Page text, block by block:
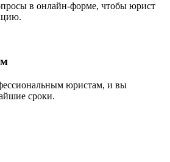
в онлайн-форме, чтобы юрист
юристам, и вы
сроки.